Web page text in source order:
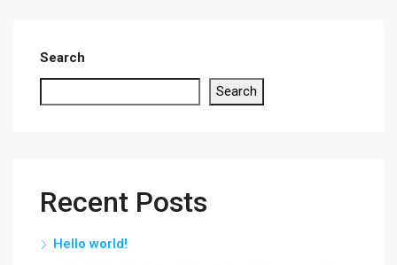
Search
Search
Recent Posts
Hello world!